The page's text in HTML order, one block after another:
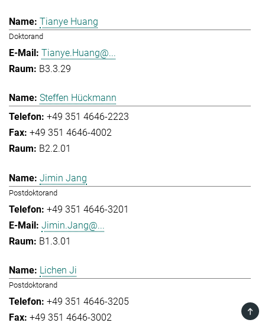
Tianye Huang
Doktorand
Tianye.Huang@...
B3.3.29
Steffen Hückmann
+49 351 4646-2223
+49 351 4646-4002
B2.2.01
Jimin Jang
Postdoktorand
+49 351 4646-3201
Jimin.Jang@...
B1.3.01
Lichen Ji
Postdoktorand
+49 351 4646-3205
+49 351 4646-3002
TOP